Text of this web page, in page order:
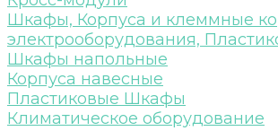
Шкафы, Корпуса и клеммные
электрооборудования,
Шкафы напольные
Корпуса навесные
Пластиковые Шкафы
Климатическое оборудование